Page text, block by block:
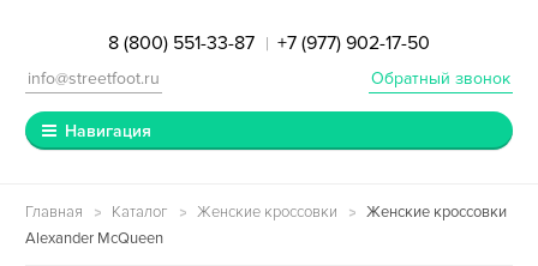
8 (800) 551-33-87 | +7 (977) 902-17-50
Обратный звонок
info@streetfoot.ru
Навигация
Главная Каталог Женские кроссовки
Женские кроссовки
Alexander McQueen